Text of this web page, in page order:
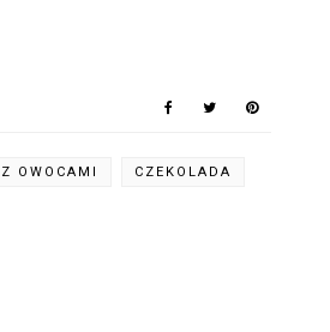
OWOCAMI CZEKOLADA